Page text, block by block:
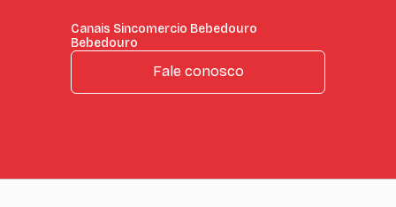
Canais Sincomercio Bebedouro
Bebedouro
Fale conosco